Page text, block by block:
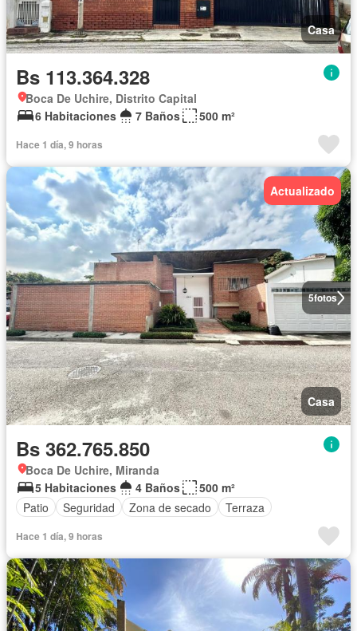
Casa
Bs 113.364.328
Boca De Uchire, Distrito Capital
6 Habitaciones
7 Baños 500 m²
Hace 1 día, 9 horas
5fotos
Actualizado
Casa
Bs 362.765.850
Boca De Uchire, Miranda
5 Habitaciones
4 Baños
500 m²
Patio
Seguridad Zona de secado Terraza
Hace 1 día, 9 horas